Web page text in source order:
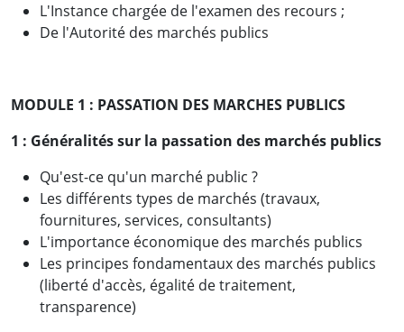
L'Instance chargée de l'examen des recours ;
De l'Autorité des marchés publics
MODULE 1 : PASSATION DES MARCHES PUBLICS
1 : Généralités sur la passation des marchés publics
Qu'est-ce qu'un marché public ?
Les différents types de marchés (travaux,
fournitures, services, consultants)
L'importance économique des marchés publics
Les principes fondamentaux des marchés publics
(liberté d'accès, égalité de traitement,
transparence)